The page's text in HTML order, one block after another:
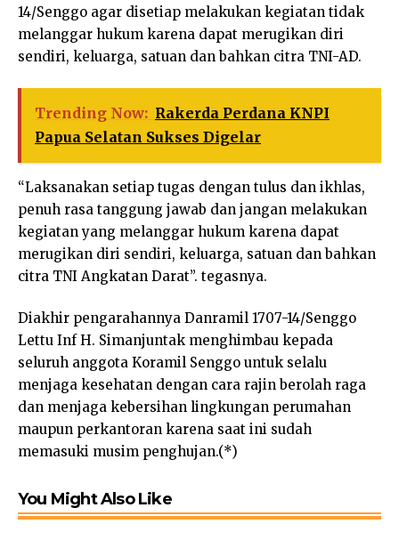
14/Senggo agar disetiap melakukan kegiatan tidak
melanggar hukum karena dapat merugikan diri
sendiri, keluarga, satuan dan bahkan citra TNI-AD.
Trending Now: Rakerda Perdana KNPI
Papua Selatan Sukses Digelar
“Laksanakan setiap tugas dengan tulus dan ikhlas,
penuh rasa tanggung jawab dan jangan melakukan
kegiatan yang melanggar hukum karena dapat
merugikan diri sendiri, keluarga, satuan dan bahkan
citra TNI Angkatan Darat”. tegasnya.
Diakhir pengarahannya Danramil 1707-14/Senggo
Lettu Inf H. Simanjuntak menghimbau kepada
seluruh anggota Koramil Senggo untuk selalu
menjaga kesehatan dengan cara rajin berolah raga
dan menjaga kebersihan lingkungan perumahan
maupun perkantoran karena saat ini sudah
memasuki musim penghujan.(*)
You Might Also Like